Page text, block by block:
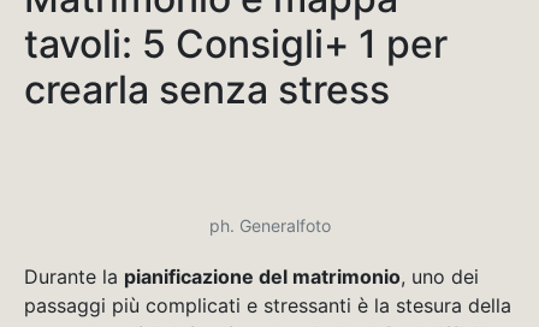
tavoli: 5 Consigli+ 1 per
crearla senza stress
ph. Generalfoto
Durante la pianificazione del matrimonio, uno dei
passaggi più complicati e stressanti è la stesura della